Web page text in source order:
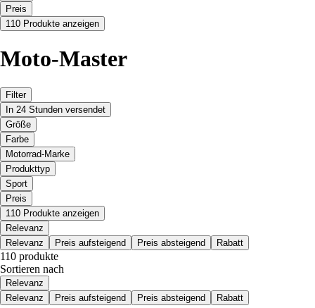
Preis
110 Produkte anzeigen
Moto-Master
Filter
In 24 Stunden versendet
Größe
Farbe
Motorrad-Marke
Produkttyp
Sport
Preis
110 Produkte anzeigen
Relevanz
Relevanz
Preis aufsteigend Preis absteigend Rabatt
110 produkte
Sortieren nach
Relevanz
Relevanz
Preis aufsteigend Preis absteigend Rabatt